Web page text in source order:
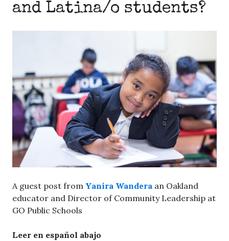
and Latina/o students?
A guest post from Yanira Wandera an Oakland
educator and Director of Community Leadership at
GO Public Schools
Leer en español abajo